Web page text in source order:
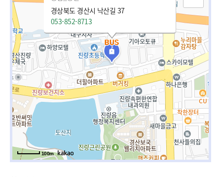
경상북도 경산시 낙산길 37
053-852-8713
100m